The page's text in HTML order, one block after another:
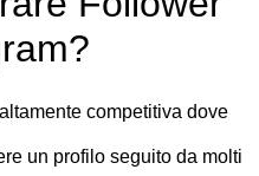
competitiva dove
un profilo seguito da molti